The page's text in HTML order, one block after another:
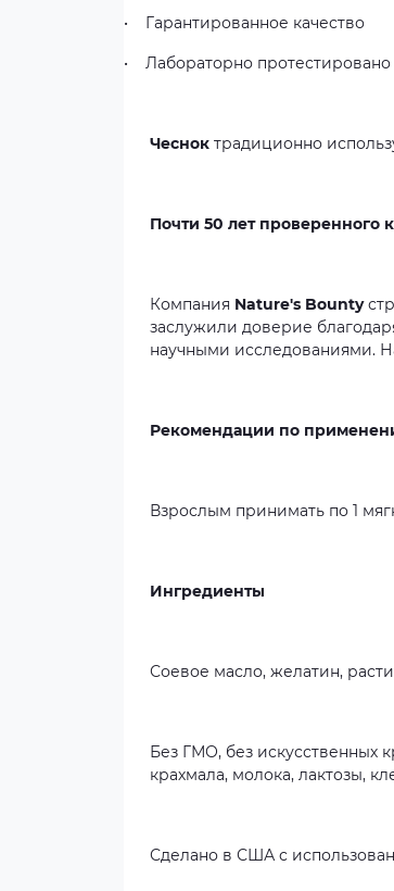
• Гарантированное качество
• Лабораторно протестировано
Чеснок традиционно
Почти 50 лет проверенного
Компания Nature's Bounty
заслужили доверие
научными исследованиями.
Рекомендации по
Взрослым принимать по 1
Ингредиенты
Соевое масло, желатин,
Без ГМО, без искусственных
крахмала, молока, лактозы,
Сделано в США с